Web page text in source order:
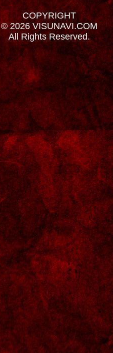
COPYRIGHT
© 2026 VISUNAVI.COM
All Rights Reserved.